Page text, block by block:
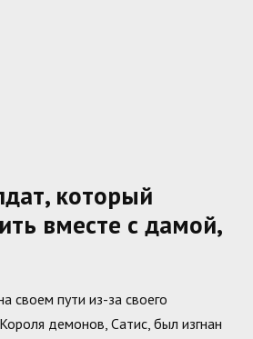
который
вместе с дамой,
своем пути из-за своего
демонов, Сатис, был изгнан